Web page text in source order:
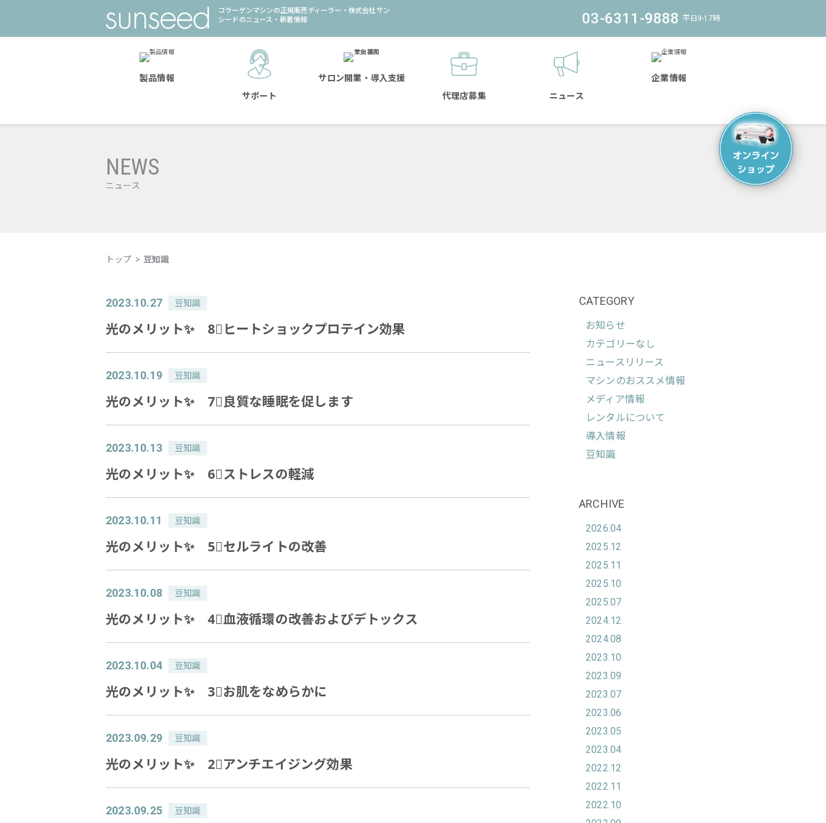
コラーゲンマシンの正規販売ディーラー・株式会社サン
シードのニュース・新着情報
03-6311-9888 平日9-17時
製品情報
サポート
サロン開業・導入支援
代理店募集
ニュース
企業情報
NEWS
ニュース
トップ > 豆知識
CATEGORY
お知らせ
カテゴリーなし
ニュースリリース
マシンのおススメ情報
メディア情報
レンタルについて
導入情報
豆知識
ARCHIVE
2026.04
2025.12
2025.11
2025.10
2025.07
2024.12
2024.08
2023.10
2023.09
2023.07
2023.06
2023.05
2023.04
2022.12
2022.11
2022.10
2023.10.27 豆知識
光のメリット✨ 8⃣ヒートショックプロテイン効果
2023.10.19 豆知識
光のメリット✨ 7⃣良質な睡眠を促します
2023.10.13 豆知識
光のメリット✨ 6⃣ストレスの軽減
2023.10.11 豆知識
光のメリット✨ 5⃣セルライトの改善
2023.10.08 豆知識
光のメリット✨ 4⃣血液循環の改善およびデトックス
2023.10.04 豆知識
光のメリット✨ 3⃣お肌をなめらかに
2023.09.29 豆知識
光のメリット✨ 2⃣アンチエイジング効果
2023.09.25 豆知識